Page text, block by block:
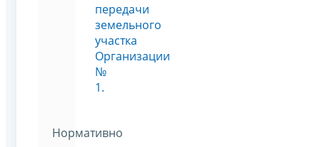
передачи
земельного
участка
Организации
№
1.
Нормативно